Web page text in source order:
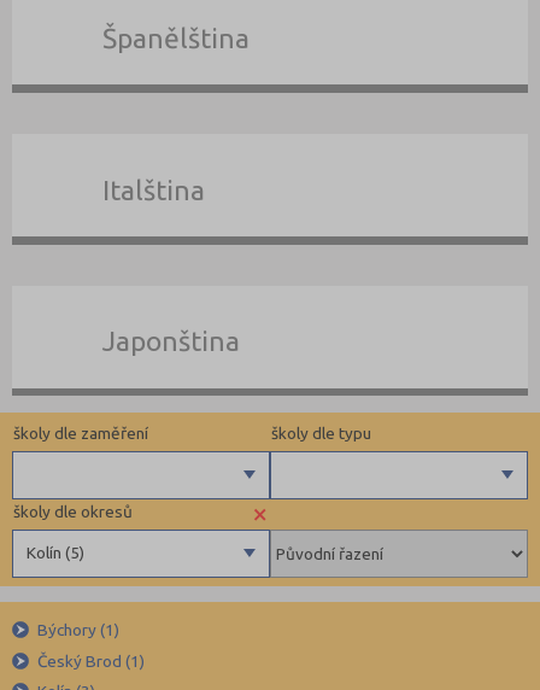
Španělština
Italština
Japonština
×
Kolín (5)
školy dle okresů
Beroun (11)
Blansko (5)
školy dle typu
Docházkové
Individuální
školy dle zaměření
Angličtina
Němčina
Ruština
Francouzština
Španělština
Býchory (1)
Český Brod (1)